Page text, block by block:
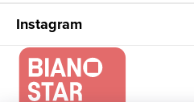
Instagram